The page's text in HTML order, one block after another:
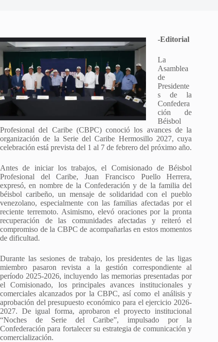
-Editorial
La
Asamblea
de
Presidente
s de la
Confedera
ción de
Béisbol
Profesional del Caribe (CBPC) conoció los avances de la
organización de la Serie del Caribe Hermosillo 2027, cuya
celebración está prevista del 1 al 7 de febrero del próximo año.
Antes de iniciar los trabajos, el Comisionado de Béisbol
Profesional del Caribe, Juan Francisco Puello Herrera,
expresó, en nombre de la Confederación y de la familia del
béisbol caribeño, un mensaje de solidaridad con el pueblo
venezolano, especialmente con las familias afectadas por el
reciente terremoto. Asimismo, elevó oraciones por la pronta
recuperación de las comunidades afectadas y reiteró el
compromiso de la CBPC de acompañarlas en estos momentos
de dificultad.
Durante las sesiones de trabajo, los presidentes de las ligas
miembro pasaron revista a la gestión correspondiente al
período 2025-2026, incluyendo las memorias presentadas por
el Comisionado, los principales avances institucionales y
comerciales alcanzados por la CBPC, así como el análisis y
aprobación del presupuesto económico para el ejercicio 2026-
2027. De igual forma, aprobaron el proyecto institucional
“Noches de Serie del Caribe”, impulsado por la
Confederación para fortalecer su estrategia de comunicación y
comercialización.